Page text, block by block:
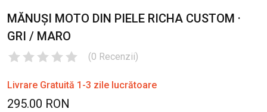
MĂNUȘI MOTO DIN PIELE RICHA CUSTOM ·
GRI / MARO
(0 Recenzii)
Livrare Gratuită 1-3 zile lucrătoare
295.00 RON